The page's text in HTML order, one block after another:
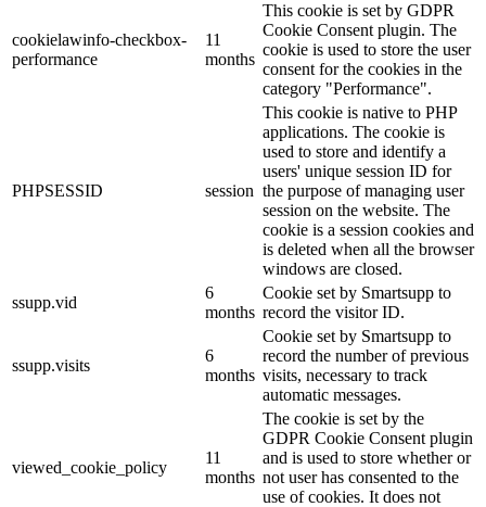
cookielawinfo-checkbox-
performance
11
months
This cookie is set by GDPR
Cookie Consent plugin. The
cookie is used to store the user
consent for the cookies in the
category "Performance".
PHPSESSID session
This cookie is native to PHP
applications. The cookie is
used to store and identify a
users' unique session ID for
the purpose of managing user
session on the website. The
cookie is a session cookies and
is deleted when all the browser
windows are closed.
ssupp.vid
6
months
Cookie set by Smartsupp to
record the visitor ID.
ssupp.visits
6
months
Cookie set by Smartsupp to
record the number of previous
visits, necessary to track
automatic messages.
viewed_cookie_policy
11
months
The cookie is set by the
GDPR Cookie Consent plugin
and is used to store whether or
not user has consented to the
use of cookies. It does not